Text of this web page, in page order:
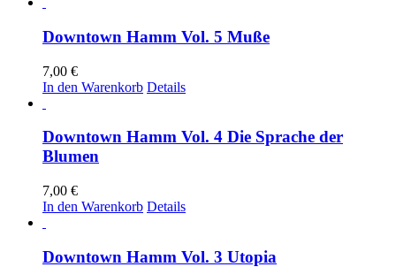
Downtown Hamm Vol. 5 Muße
7,00 €
In den Warenkorb Details
Downtown Hamm Vol. 4 Die Sprache der
Blumen
7,00 €
In den Warenkorb Details
Downtown Hamm Vol. 3 Utopia